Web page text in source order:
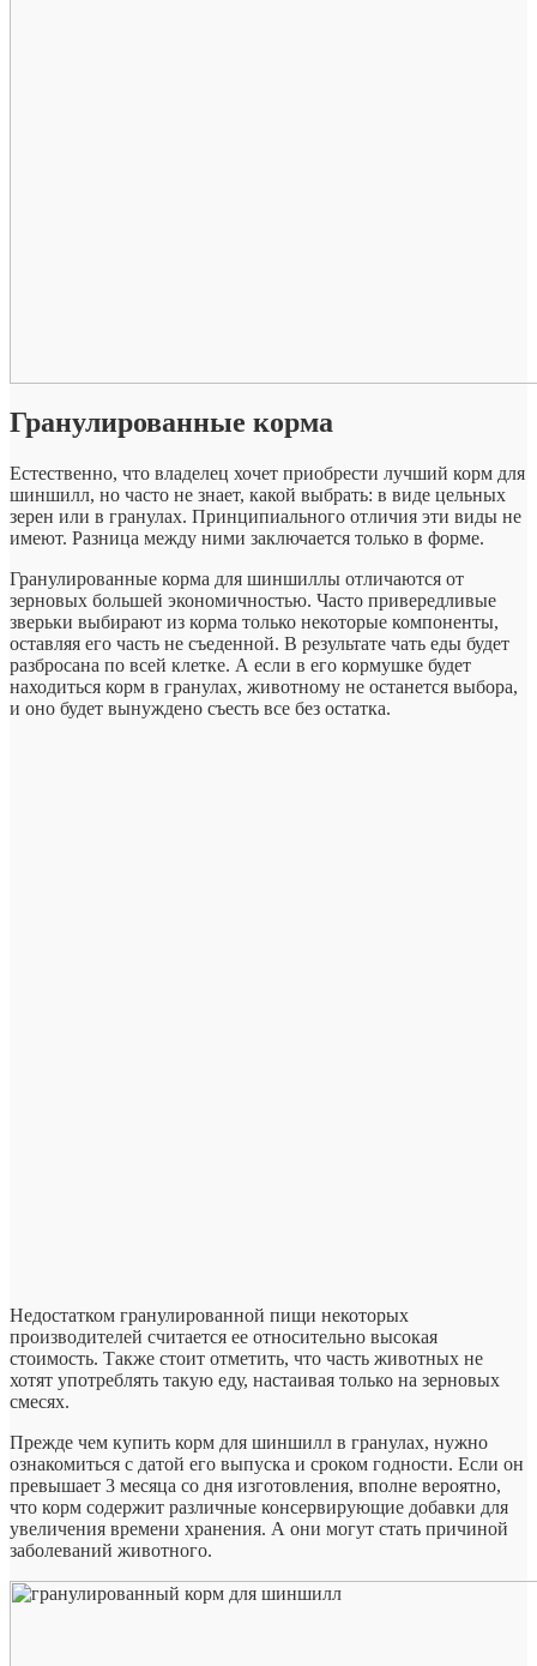
Гранулированные корма
Естественно, что владелец хочет приобрести лучший корм для
шиншилл, но часто не знает, какой выбрать: в виде цельных
зерен или в гранулах. Принципиального отличия эти виды не
имеют. Разница между ними заключается только в форме.
Гранулированные корма для шиншиллы отличаются от
зерновых большей экономичностью. Часто привередливые
зверьки выбирают из корма только некоторые компоненты,
оставляя его часть не съеденной. В результате чать еды будет
разбросана по всей клетке. А если в его кормушке будет
находиться корм в гранулах, животному не останется выбора,
и оно будет вынуждено съесть все без остатка.
Недостатком гранулированной пищи некоторых
производителей считается ее относительно высокая
стоимость. Также стоит отметить, что часть животных не
хотят употреблять такую еду, настаивая только на зерновых
смесях.
Прежде чем купить корм для шиншилл в гранулах, нужно
ознакомиться с датой его выпуска и сроком годности. Если он
превышает 3 месяца со дня изготовления, вполне вероятно,
что корм содержит различные консервирующие добавки для
увеличения времени хранения. А они могут стать причиной
заболеваний животного.